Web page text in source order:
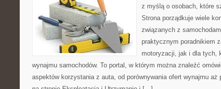
z myślą o osobach, które
Strona porządkuje wiele
związanych z
praktycznym poradnikiem
motoryzacji, jak i dla tych,
wynajmu samochodów. To portal, w którym można znaleźć
aspektów korzystania z auta, od porównywania ofert wynajmu aż